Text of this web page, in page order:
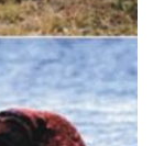
tidak
telur yang
peluang menetas
yang sehat